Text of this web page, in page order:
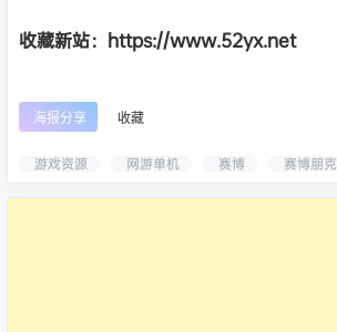
收藏新站：https://www.52yx.net
海报分享 收藏
游戏资源 网游单机 赛博 赛博朋克